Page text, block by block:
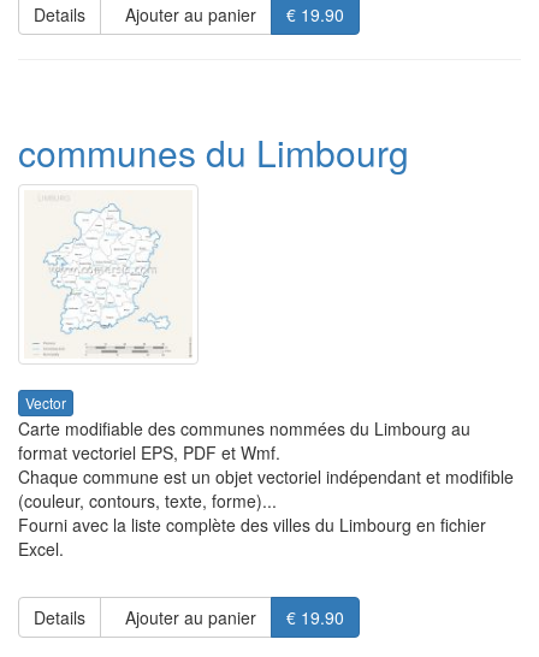
Details Ajouter au panier € 19.90
communes du Limbourg
Vector
Carte modifiable des communes nommées du Limbourg au
format vectoriel EPS, PDF et Wmf.
Chaque commune est un objet vectoriel indépendant et modifible
(couleur, contours, texte, forme)...
Fourni avec la liste complète des villes du Limbourg en fichier
Excel.
Details Ajouter au panier € 19.90